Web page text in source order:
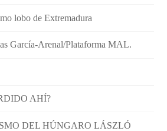
lobo de Extremadura
García-Arenal/Plataforma MAL.
AHÍ?
DEL HÚNGARO LÁSZLÓ